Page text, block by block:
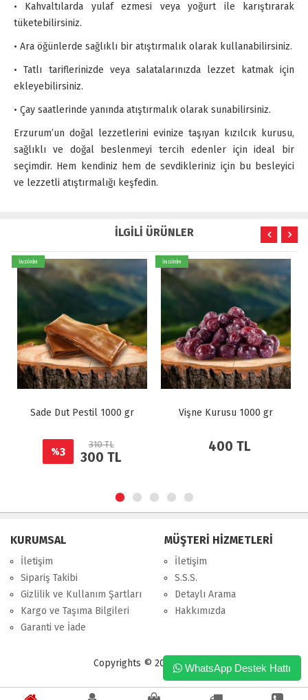
• Kahvaltılarda yulaf ezmesi veya yoğurt ile karıştırarak
tüketebilirsiniz.
• Ara öğünlerde sağlıklı bir atıştırmalık olarak kullanabilirsiniz.
• Tatlı tariflerinizde veya salatalarınızda lezzet katmak için
ekleyebilirsiniz.
• Çay saatlerinde yanında atıştırmalık olarak sunabilirsiniz.
Erzurum’un doğal lezzetlerini evinize taşıyan kızılcık kurusu,
sağlıklı ve doğal beslenmeyi tercih edenler için ideal bir
seçimdir. Hem kendiniz hem de sevdikleriniz için bu besleyici
ve lezzetli atıştırmalığı keşfedin.
İLGİLİ ÜRÜNLER
İNDİRİM
Vişne Kurusu 1000 gr
400 TL
İNDİRİM
Kızılcık Kurusu 1000 gr
300 TL
KURUMSAL
İletişim
Sipariş Takibi
Gizlilik ve Kullanım Şartları
Kargo ve Taşıma Bilgileri
Garanti ve İade
MÜŞTERİ HİZMETLERİ
İletişim
S.S.S.
Detaylı Arama
Hakkımızda
Copyrights © 2026 HatuneliWhatsApp Destek Hattı